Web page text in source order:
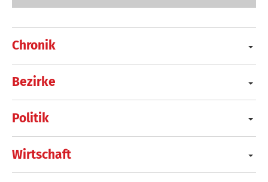
Chronik
Bezirke
Politik
Wirtschaft